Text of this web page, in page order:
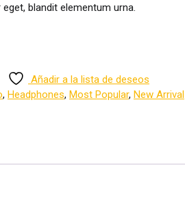
blandit elementum urna.
Añadir a la lista de deseos
, Headphones, Most Popular, New Arrival